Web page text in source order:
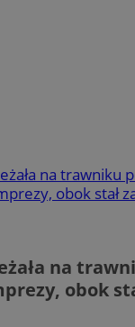
na trawniku
obok stał
na
obok